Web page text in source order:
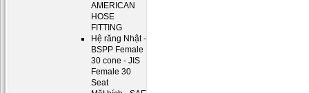
AMERICAN
HOSE
FITTING
Hệ răng Nhật -
BSPP Female
30 cone - JIS
Female 30
Seat